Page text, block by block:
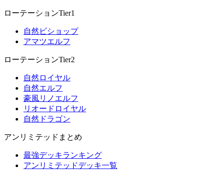
ローテーションTier1
自然ビショップ
アマツエルフ
ローテーションTier2
自然ロイヤル
自然エルフ
豪風リノエルフ
リオードロイヤル
自然ドラゴン
アンリミテッドまとめ
最強デッキランキング
アンリミテッドデッキ一覧